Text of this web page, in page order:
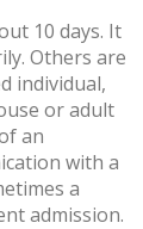
10 days. It
Others are
individual,
or adult
an
with a
a
admission.